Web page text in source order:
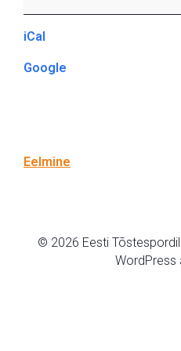
iCal
Google
Eelmine
© 2026 Eesti
WordPress